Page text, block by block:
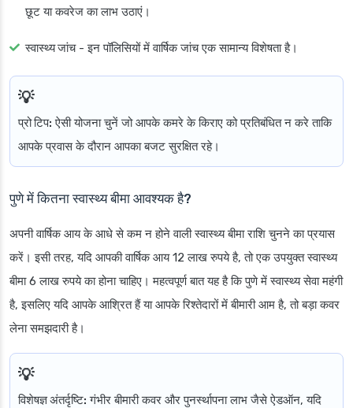
छूट या कवरेज का लाभ उठाएं।
स्वास्थ्य जांच- इन पॉलिसियों में वार्षिक जांच एक सामान्य विशेषता है।
प्रो टिप: ऐसी योजना चुनें जो आपके कमरे के किराए को प्रतिबंधित न करे ताकि
आपके प्रवास के दौरान आपका बजट सुरक्षित रहे।
पुणे में कितना स्वास्थ्य बीमा आवश्यक है?
अपनी वार्षिक आय के आधे से कम न होने वाली स्वास्थ्य बीमा राशि चुनने का प्रयास
करें। इसी तरह, यदि आपकी वार्षिक आय 12 लाख रुपये है, तो एक उपयुक्त स्वास्थ्य
बीमा 6 लाख रुपये का होना चाहिए। महत्वपूर्ण बात यह है कि पुणे में स्वास्थ्य सेवा महंगी
है, इसलिए यदि आपके आश्रित हैं या आपके रिश्तेदारों में बीमारी आम है, तो बड़ा कवर
लेना समझदारी है।
विशेषज्ञ अंतर्दृष्टि: गंभीर बीमारी कवर और पुनर्स्थापना लाभ जैसे ऐडऑन, यदि